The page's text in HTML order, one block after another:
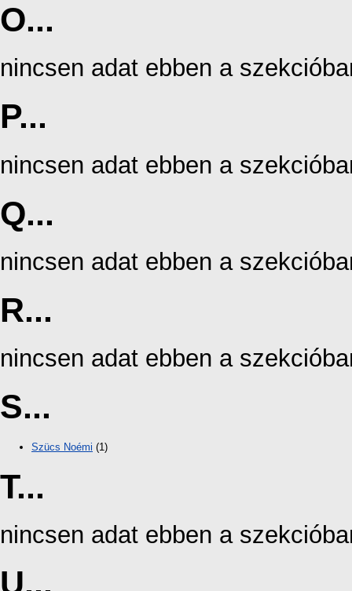
O...
nincsen adat ebben a
P...
nincsen adat ebben a
Q...
nincsen adat ebben a
R...
nincsen adat ebben a
S...
Szücs Noémi (1)
T...
nincsen adat ebben a